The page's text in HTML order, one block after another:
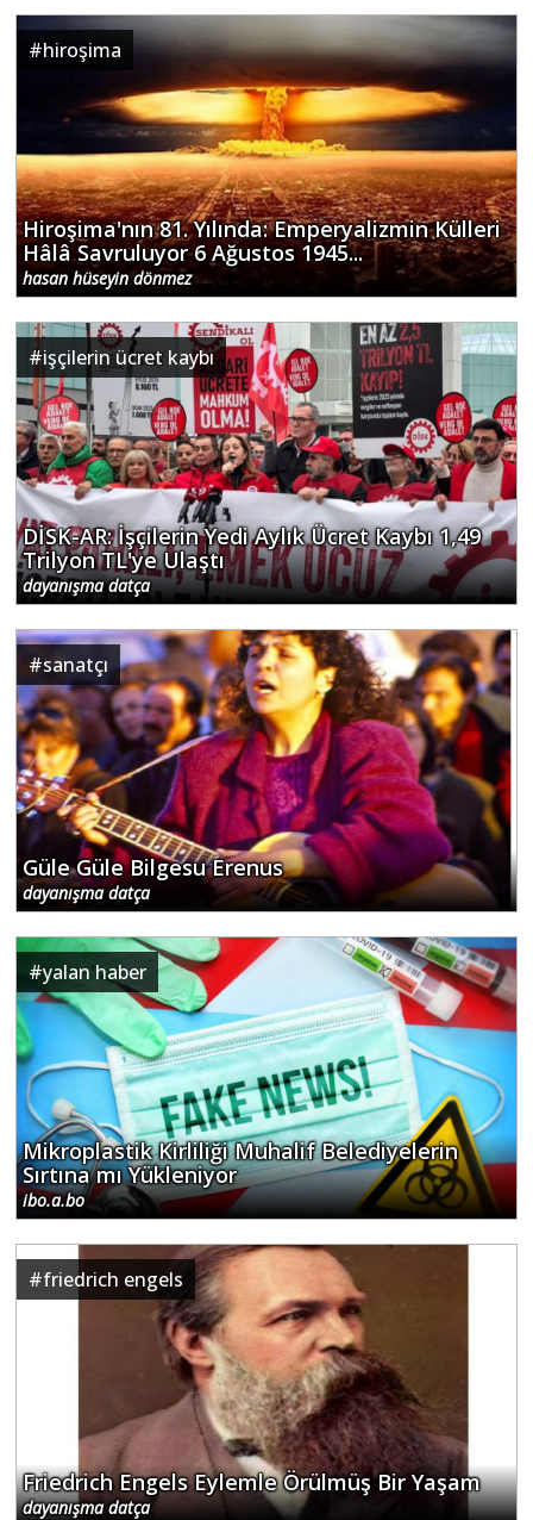
#hiroşima
Hiroşima'nın 81. Yılında: Emperyalizmin Külleri
Hâlâ Savruluyor 6 Ağustos 1945...
hasan hüseyin dönmez
#işçilerin ücret kaybı
DİSK-AR: İşçilerin Yedi Aylık Ücret Kaybı 1,49
Trilyon TL'ye Ulaştı
dayanışma datça
#sanatçı
Güle Güle Bilgesu Erenus
dayanışma datça
#yalan haber
Mikroplastik Kirliliği Muhalif Belediyelerin
Sırtına mı Yükleniyor
ibo.a.bo
#friedrich engels
Friedrich Engels Eylemle Örülmüş Bir Yaşam
dayanışma datça